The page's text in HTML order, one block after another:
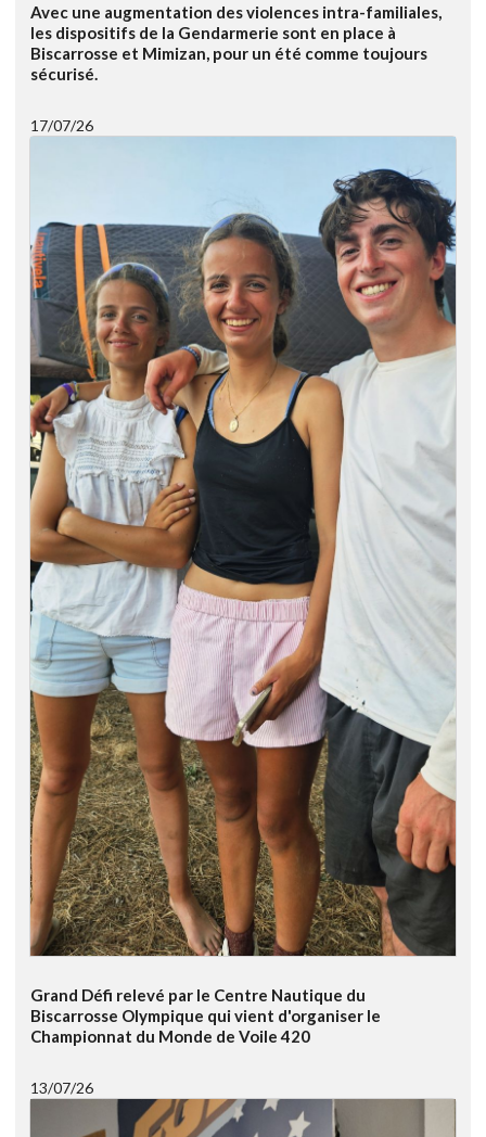
Avec une augmentation des violences intra-familiales,
les dispositifs de la Gendarmerie sont en place à
Biscarrosse et Mimizan, pour un été comme toujours
sécurisé.
17/07/26
Grand Défi relevé par le Centre Nautique du
Biscarrosse Olympique qui vient d'organiser le
Championnat du Monde de Voile 420
13/07/26